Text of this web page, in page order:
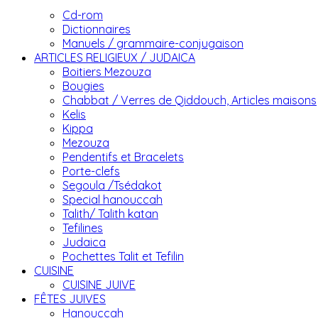
Cd-rom
Dictionnaires
Manuels / grammaire-conjugaison
ARTICLES RELIGIEUX / JUDAICA
Boitiers Mezouza
Bougies
Chabbat / Verres de Qiddouch, Articles maisons
Kelis
Kippa
Mezouza
Pendentifs et Bracelets
Porte-clefs
Segoula /Tsédakot
Special hanouccah
Talith/ Talith katan
Tefilines
Judaica
Pochettes Talit et Tefilin
CUISINE
CUISINE JUIVE
FÊTES JUIVES
Hanouccah